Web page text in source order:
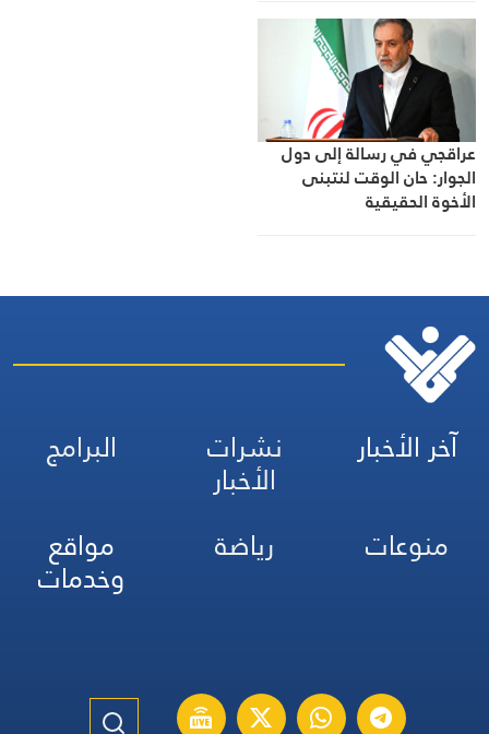
عراقجي في رسالة إلى دول
الجوار: حان الوقت لنتبنى
الأخوة الحقيقية
آخر الأخبار نشرات
الأخبار
البرامج
منوعات
رياضة مواقع
وخدمات